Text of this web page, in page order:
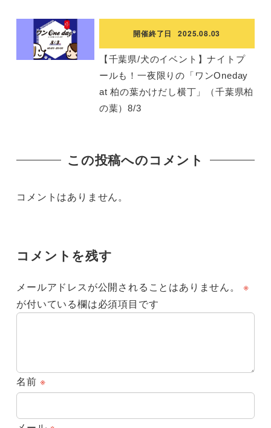
開催終了日 2025.08.03
【千葉県/犬のイベント】ナイトプ
ールも！一夜限りの「ワンOneday
at 柏の葉かけだし横丁」（千葉県柏
の葉）8/3
この投稿へのコメント
コメントはありません。
コメントを残す
メールアドレスが公開されることはありません。
※
が付いている欄は必須項目です
名前 ※